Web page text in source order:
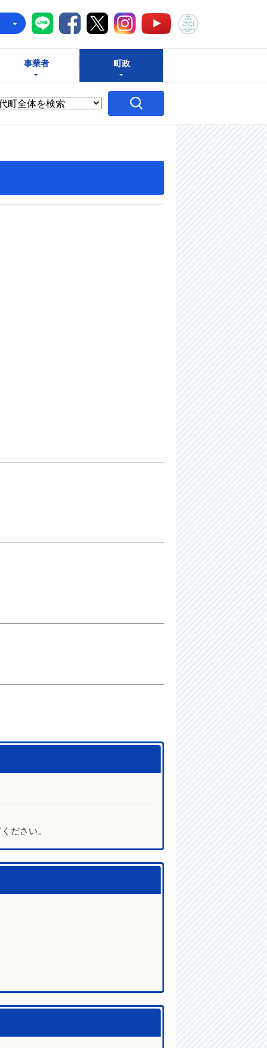
八千代町LINE
八千代町Facebook
八千代町X八千代町Instagram八千代町YouTube
事業者 町政
ださい。